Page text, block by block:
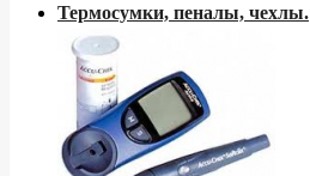
Термосумки, пеналы, чехлы.